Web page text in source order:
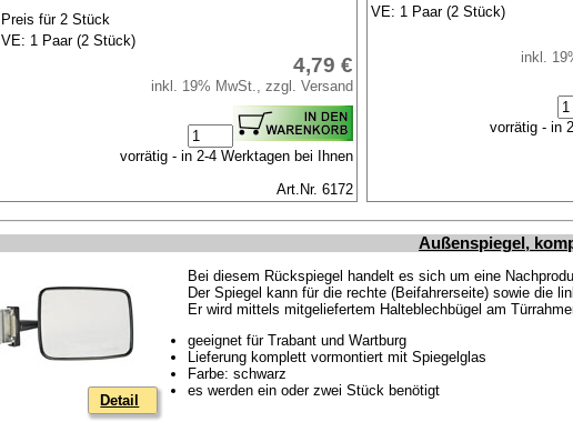
Preis für 2 Stück
VE: 1 Paar (2 Stück)
4,79 €
inkl. 19% MwSt., zzgl. Versand
vorrätig - in 2-4 Werktagen bei Ihnen
Art.Nr. 6172
VE: 1 Paar (2 Stück)
inkl.
vorrätig - in
Außenspiegel,
Detail
Bei diesem Rückspiegel handelt es sich um eine
Der Spiegel kann für die rechte (Beifahrerseite) sowie die
Er wird mittels mitgeliefertem Halteblechbügel am
geeignet für Trabant und Wartburg
Lieferung komplett vormontiert mit Spiegelglas
Farbe: schwarz
es werden ein oder zwei Stück benötigt